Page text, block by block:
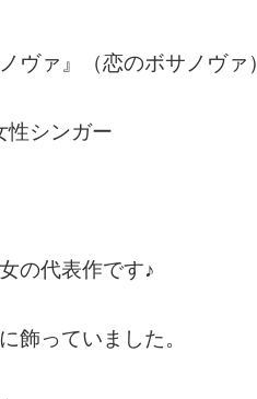
ヴァ』（恋のボサノヴァ）
性シンガー
の代表作です♪
飾っていました。